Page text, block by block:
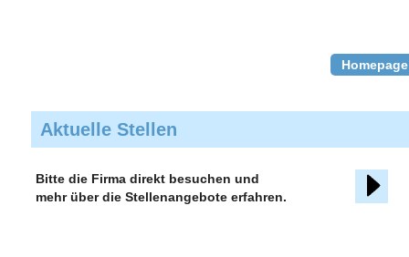
Homepage
Aktuelle Stellen
Bitte die Firma direkt besuchen und
mehr über die Stellenangebote erfahren.